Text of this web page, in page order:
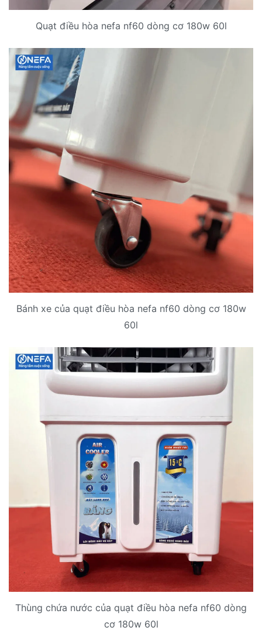
Quạt điều hòa nefa nf60 dòng cơ 180w 60l
Bánh xe của quạt điều hòa nefa nf60 dòng cơ 180w
60l
Thùng chứa nước của quạt điều hòa nefa nf60 dòng
cơ 180w 60l